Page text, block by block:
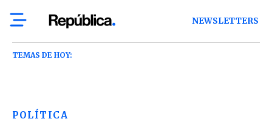
NEWSLETTERS
TEMAS DE HOY:
POLÍTICA